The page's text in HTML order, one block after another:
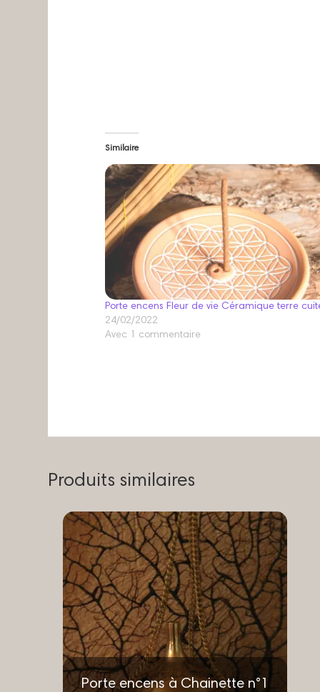
Similaire
Porte encens Fleur de vie Céramique terre
24/02/2022
Avec 1 commentaire
Produits similaires
Porte encens à Chainette n°1